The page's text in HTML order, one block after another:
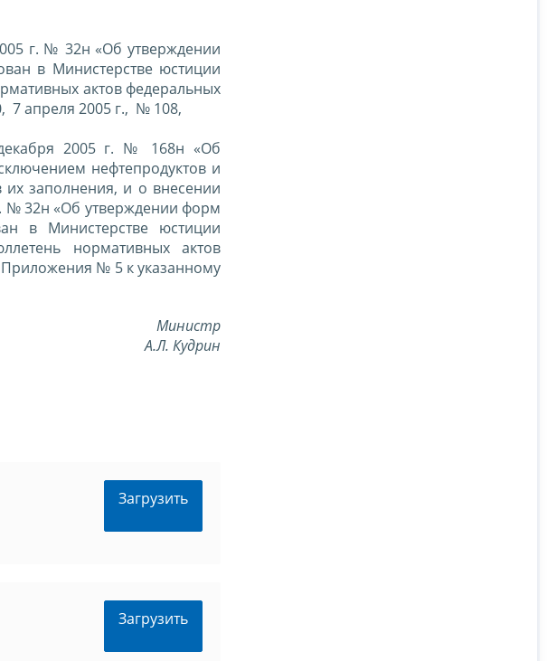
г. № 32н «Об утверждении
в Министерстве юстиции
актов федеральных
7 апреля 2005 г., № 108,
2005 г. № 168н «Об
нефтепродуктов и
заполнения, и о внесении
№ 32н «Об утверждении форм
в Министерстве юстиции
нормативных актов
Приложения № 5 к указанному
Министр
А.Л. Кудрин
Загрузить
Загрузить